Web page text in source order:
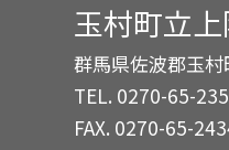
玉村町立
群馬県佐波郡玉
TEL. 0270-65-
FAX. 0270-65-